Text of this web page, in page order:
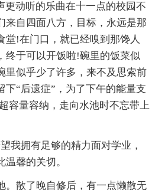
动听的乐曲在十一点的校园不
来自四面八方，目标，永远是那
堂!在门口，就已经嗅到那馋人
终于可以开饭啦!碗里的饭菜似
里似乎少了许多，来不及思索前
下“后遗症”，为了下午的能量支
容量容纳，走向水池时不忘带上
拥有足够的精力面对学业，
馨的关切。
散了晚自修后，有一点懒散无